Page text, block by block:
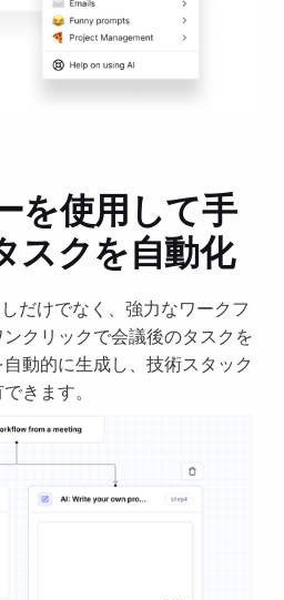
を使用して手
スクを自動化
だけでなく、強力なワークフ
クリックで会議後のタスクを
動的に生成し、技術スタック
きます。